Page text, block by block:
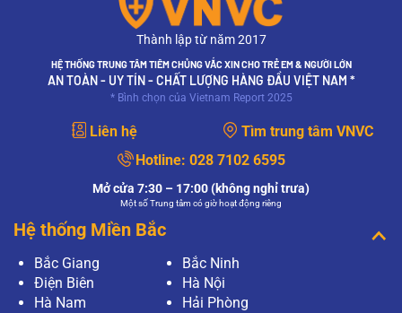
Thành lập từ năm 2017
HỆ THỐNG TRUNG TÂM TIÊM CHỦNG VẮC XIN CHO TRẺ EM & NGƯỜI LỚN
AN TOÀN - UY TÍN - CHẤT LƯỢNG HÀNG ĐẦU VIỆT NAM *
* Bình chọn của Vietnam Report 2025
Liên hệ
Tìm trung tâm VNVC
Hotline: 028 7102 6595
Mở cửa 7:30 – 17:00 (không nghỉ trưa)
Một số Trung tâm có giờ hoạt động riêng
Hệ thống Miền Bắc
Bắc Giang
Bắc Ninh
Điện Biên
Hà Nội
Hà Nam
Hải Phòng